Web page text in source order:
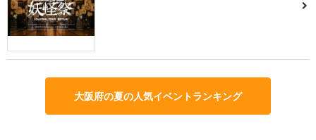
大阪府の夏の人気イベントランキング